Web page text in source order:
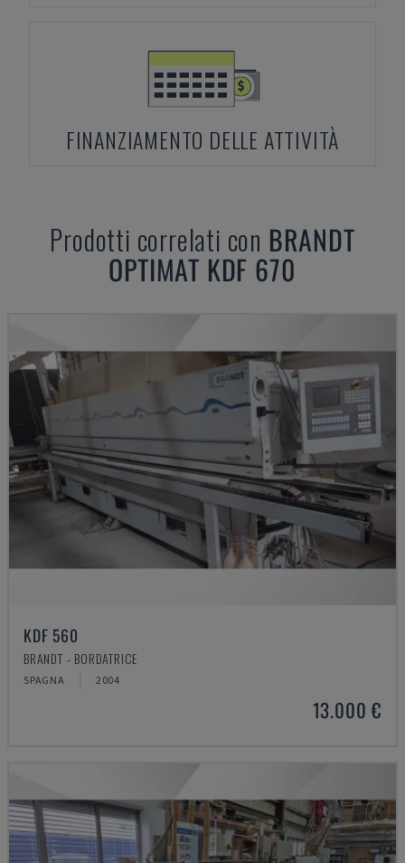
FINANZIAMENTO DELLE ATTIVITÀ
Prodotti correlati con BRANDT
OPTIMAT KDF 670
KDF 560
BRANDT - BORDATRICE
SPAGNA 2004
13.000 €